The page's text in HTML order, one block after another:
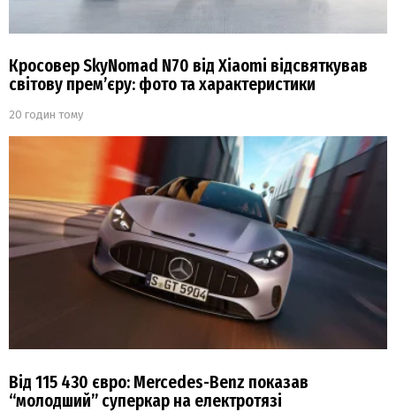
Кросовер SkyNomad N70 від Xiaomi відсвяткував
світову прем’єру: фото та характеристики
20 годин тому
Від 115 430 євро: Mercedes-Benz показав
“молодший” суперкар на електротязі